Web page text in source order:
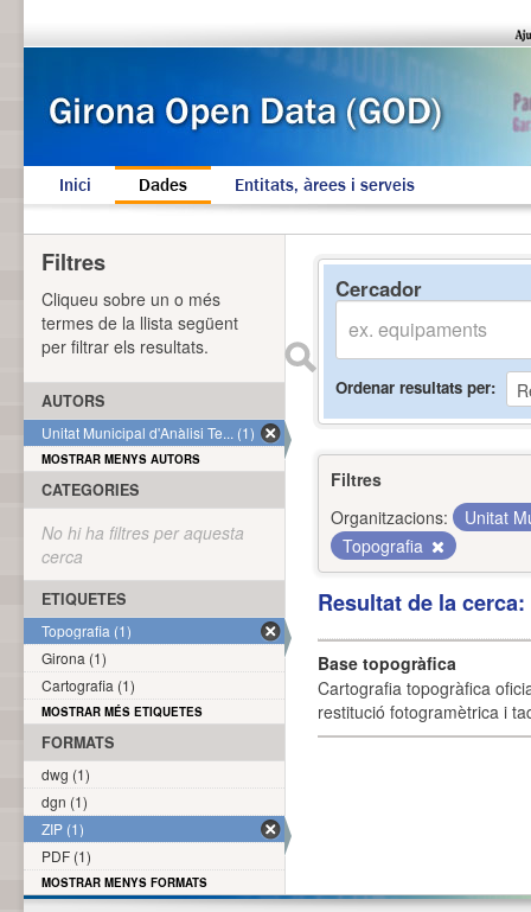
Inici Dades Entitats, àrees i serveis
Cercador
Ordenar resultats per
Filtres
Organitzacions:
Unitat
Topografia
Resultat de la
Base topogràfica
Cartografia topogràfica
restitució fotogramètrica i
Filtres
Cliqueu sobre un o més
termes de la llista següent
per filtrar els resultats.
AUTORS
Unitat Municipal d'Anàlisi Te... (1)
MOSTRAR MENYS AUTORS
CATEGORIES
No hi ha filtres per aquesta
cerca
ETIQUETES
Topografia (1)
Girona (1)
Cartografia (1)
MOSTRAR MÉS ETIQUETES
FORMATS
dwg (1)
dgn (1)
ZIP (1)
PDF (1)
MOSTRAR MENYS FORMATS